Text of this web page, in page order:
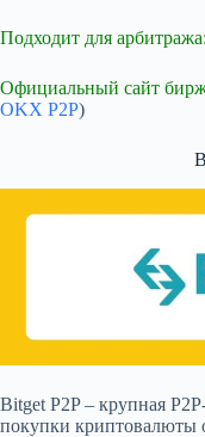
Подходит для арбитража:
Официальный сайт
OKX P2P)
Bitget P2P – крупная
покупки криптовалюты